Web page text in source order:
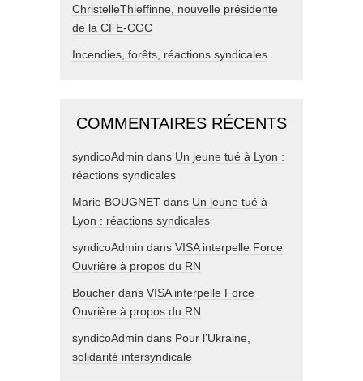
ChristelleThieffinne, nouvelle présidente
de la CFE-CGC
Incendies, forêts, réactions syndicales
COMMENTAIRES RÉCENTS
syndicoAdmin dans Un jeune tué à Lyon :
réactions syndicales
Marie BOUGNET dans Un jeune tué à
Lyon : réactions syndicales
syndicoAdmin dans VISA interpelle Force
Ouvrière à propos du RN
Boucher dans VISA interpelle Force
Ouvrière à propos du RN
syndicoAdmin dans Pour l’Ukraine,
solidarité intersyndicale